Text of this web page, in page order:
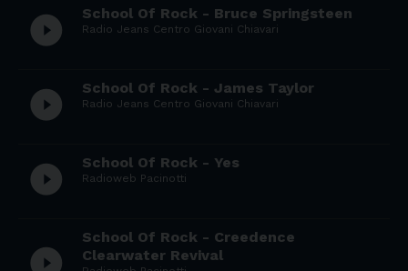
play_circle_filled School Of Rock - Bruce Springsteen
Radio Jeans Centro Giovani Chiavari
play_circle_filled School Of Rock - James Taylor
Radio Jeans Centro Giovani Chiavari
play_circle_filled School Of Rock - Yes
Radioweb Pacinotti
play_circle_filled
School Of Rock - Creedence
Clearwater Revival